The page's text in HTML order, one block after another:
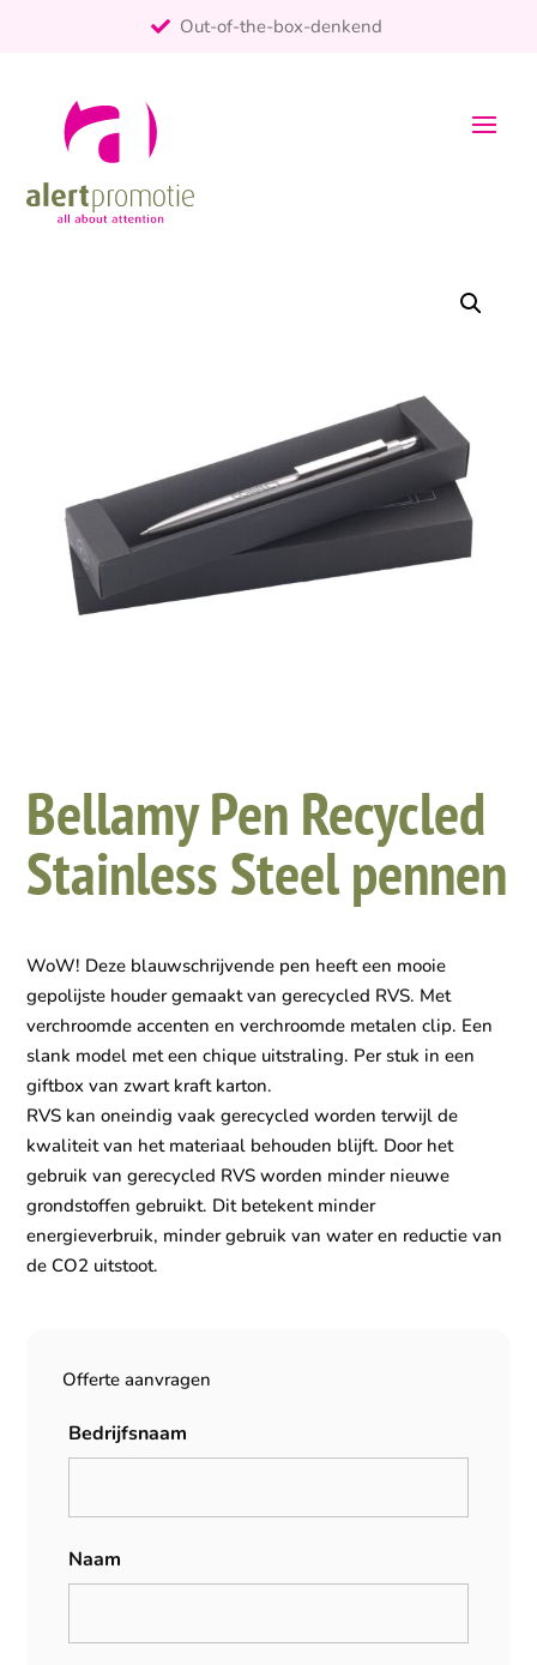
Out-of-the-box-denkend
Bellamy Pen Recycled
Stainless Steel pennen
WoW! Deze blauwschrijvende pen heeft een mooie
gepolijste houder gemaakt van gerecycled RVS. Met
verchroomde accenten en verchroomde metalen clip. Een
slank model met een chique uitstraling. Per stuk in een
giftbox van zwart kraft karton.
RVS kan oneindig vaak gerecycled worden terwijl de
kwaliteit van het materiaal behouden blijft. Door het
gebruik van gerecycled RVS worden minder nieuwe
grondstoffen gebruikt. Dit betekent minder
energieverbruik, minder gebruik van water en reductie van
de CO2 uitstoot.
Offerte aanvragen
Bedrijfsnaam
Naam